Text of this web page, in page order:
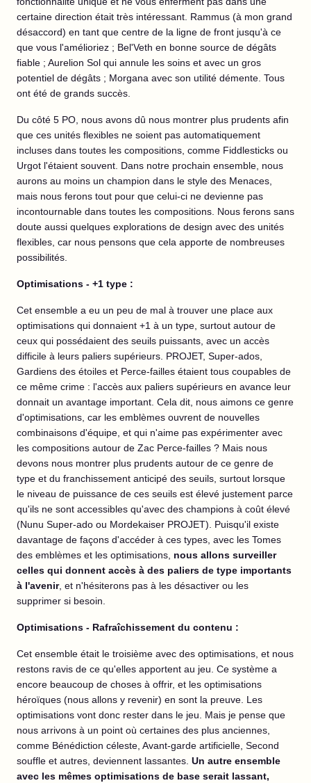
certaine direction était très intéressant. Rammus (à mon grand
désaccord) en tant que centre de la ligne de front jusqu'à ce
que vous l'amélioriez ; Bel'Veth en bonne source de dégâts
fiable ; Aurelion Sol qui annule les soins et avec un gros
potentiel de dégâts ; Morgana avec son utilité démente. Tous
ont été de grands succès.
Du côté 5 PO, nous avons dû nous montrer plus prudents afin
que ces unités flexibles ne soient pas automatiquement
incluses dans toutes les compositions, comme Fiddlesticks ou
Urgot l'étaient souvent. Dans notre prochain ensemble, nous
aurons au moins un champion dans le style des Menaces,
mais nous ferons tout pour que celui-ci ne devienne pas
incontournable dans toutes les compositions. Nous ferons sans
doute aussi quelques explorations de design avec des unités
flexibles, car nous pensons que cela apporte de nombreuses
possibilités.
Optimisations - +1 type :
Cet ensemble a eu un peu de mal à trouver une place aux
optimisations qui donnaient +1 à un type, surtout autour de
ceux qui possédaient des seuils puissants, avec un accès
difficile à leurs paliers supérieurs. PROJET, Super-ados,
Gardiens des étoiles et Perce-failles étaient tous coupables de
ce même crime : l'accès aux paliers supérieurs en avance leur
donnait un avantage important. Cela dit, nous aimons ce genre
d'optimisations, car les emblèmes ouvrent de nouvelles
combinaisons d'équipe, et qui n'aime pas expérimenter avec
les compositions autour de Zac Perce-failles ? Mais nous
devons nous montrer plus prudents autour de ce genre de
type et du franchissement anticipé des seuils, surtout lorsque
le niveau de puissance de ces seuils est élevé justement parce
qu'ils ne sont accessibles qu'avec des champions à coût élevé
(Nunu Super-ado ou Mordekaiser PROJET). Puisqu'il existe
davantage de façons d'accéder à ces types, avec les Tomes
des emblèmes et les optimisations, nous allons surveiller
celles qui donnent accès à des paliers de type importants
à l'avenir, et n'hésiterons pas à les désactiver ou les
supprimer si besoin.
Optimisations - Rafraîchissement du contenu :
Cet ensemble était le troisième avec des optimisations, et nous
restons ravis de ce qu'elles apportent au jeu. Ce système a
encore beaucoup de choses à offrir, et les optimisations
héroïques (nous allons y revenir) en sont la preuve. Les
optimisations vont donc rester dans le jeu. Mais je pense que
nous arrivons à un point où certaines des plus anciennes,
comme Bénédiction céleste, Avant-garde artificielle, Second
souffle et autres, deviennent lassantes. Un autre ensemble
avec les mêmes optimisations de base serait lassant,